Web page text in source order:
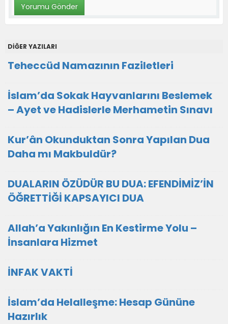
DİĞER YAZILARI
Teheccüd Namazının Faziletleri
İslam’da Sokak Hayvanlarını Beslemek
– Ayet ve Hadislerle Merhametin Sınavı
Kur’ân Okunduktan Sonra Yapılan Dua
Daha mı Makbuldür?
DUALARIN ÖZÜDÜR BU DUA: EFENDİMİZ’İN
ÖĞRETTİĞİ KAPSAYICI DUA
Allah’a Yakınlığın En Kestirme Yolu –
İnsanlara Hizmet
İNFAK VAKTİ
İslam’da Helalleşme: Hesap Gününe
Hazırlık